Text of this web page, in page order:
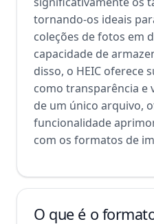
tornando-os ideais
coleções de fotos em
capacidade de
disso, o HEIC oferece
como transparência e
de um único arquivo,
funcionalidade
com os formatos de
O que é o formato